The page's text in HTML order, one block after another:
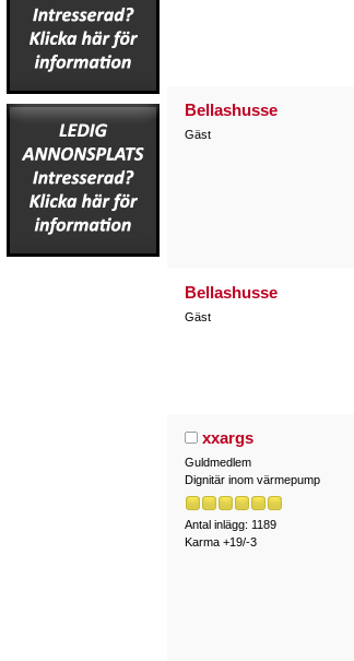
Bellashusse
Gäst
Bellashusse
Gäst
xxargs
Guldmedlem
Dignitär inom värmepump
Antal inlägg: 1189
Karma +19/-3